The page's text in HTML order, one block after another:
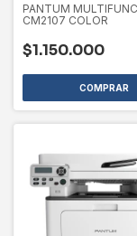
PANTUM
CM2107 COLOR
$1.150.000